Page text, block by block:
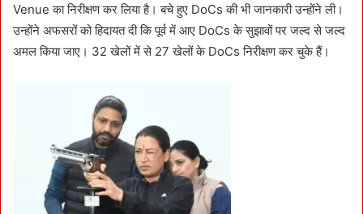
Venue का निरीक्षण कर लिया है। बचे हुए DoCs की भी जानकारी उन्होंने ली।
उन्होंने अफसरों को हिदायत दी कि पूर्व में आए DoCs के सुझावों पर जल्द से जल्द
अमल किया जाए। 32 खेलों में से 27 खेलों के DoCs निरीक्षण कर चुके हैं।